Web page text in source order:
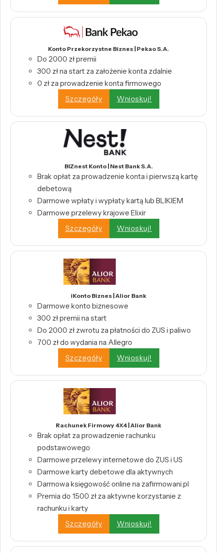
Konto Przekorzystne Biznes | Pekao S.A.
Do 2000 zł premii
300 zł na start za założenie konta zdalnie
0 zł za prowadzenie konta firmowego
Szczegóły
Wnioskuj!
BIZnest Konto | Nest Bank S.A.
Brak opłat za prowadzenie konta i pierwszą kartę
debetową
Darmowe wpłaty i wypłaty kartą lub BLIKIEM
Darmowe przelewy krajowe Elixir
Szczegóły
Wnioskuj!
iKonto Biznes | Alior Bank
Darmowe konto biznesowe
300 zł premii na start
Do 2000 zł zwrotu za płatności do ZUS i paliwo
700 zł do wydania na Allegro
Szczegóły
Wnioskuj!
Rachunek Firmowy 4X4 | Alior Bank
Brak opłat za prowadzenie rachunku
podstawowego
Darmowe przelewy internetowe do ZUS i US
Darmowe karty debetowe dla aktywnych
Darmowa księgowość online na zafirmowani.pl
Premia do 1500 zł za aktywne korzystanie z
rachunku i karty
Szczegóły
Wnioskuj!